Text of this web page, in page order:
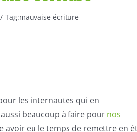
Tag:mauvaise écriture
les internautes qui en
beaucoup à faire pour nos
avoir eu le temps de remettre en